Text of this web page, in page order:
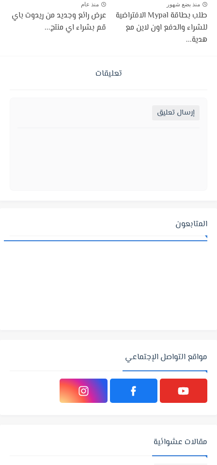
منذ بضع شهور
طلب بطاقة Mypal الافتراضية
للشراء والدفع اون لاين مع
هدية...
منذ عام
عرض رائع وجديد من ريدوت باي
قم بشراء اي منتج...
تعليقات
إرسال تعليق
المتابعون
مواقع التواصل الإجتماعي
مقالات عشوائية